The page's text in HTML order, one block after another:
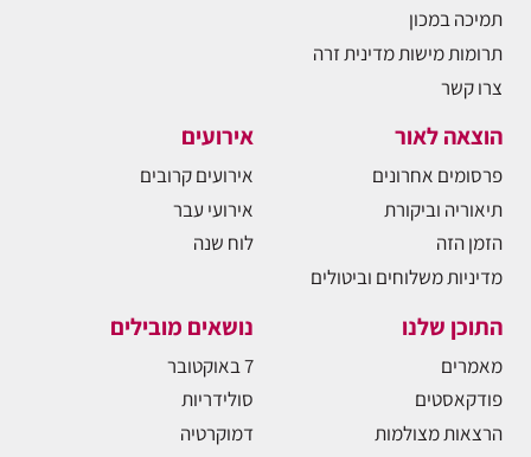
תמיכה במכון
תרומות מישות מדינית זרה
צרו קשר
הוצאה לאור
פרסומים אחרונים
תיאוריה וביקורת
הזמן הזה
מדיניות משלוחים וביטולים
אירועים
אירועים קרובים
אירועי עבר
לוח שנה
התוכן שלנו
מאמרים
פודקאסטים
הרצאות מצולמות
נושאים מובילים
7 באוקטובר
סולידריות
דמוקרטיה